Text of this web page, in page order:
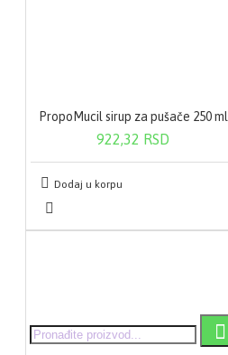
PropoMucil sirup za pušače 250 ml
922,32 RSD
Dodaj u korpu